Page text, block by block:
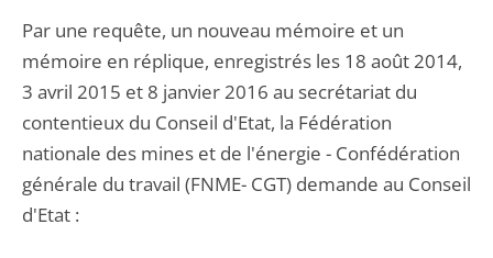
Par une requête, un nouveau mémoire et un
mémoire en réplique, enregistrés les 18 août 2014,
3 avril 2015 et 8 janvier 2016 au secrétariat du
contentieux du Conseil d'Etat, la Fédération
nationale des mines et de l'énergie - Confédération
générale du travail (FNME- CGT) demande au Conseil
d'Etat :